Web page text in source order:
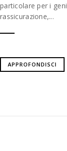
particolare per i
rassicurazione,...
APPROFONDISCI